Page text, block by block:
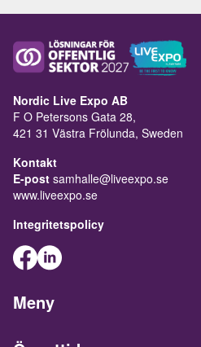
Nordic Live Expo AB
F O Petersons Gata 28,
421 31 Västra Frölunda, Sweden
Kontakt
E-post samhalle@liveexpo.se
www.liveexpo.se
Integritetspolicy
Meny